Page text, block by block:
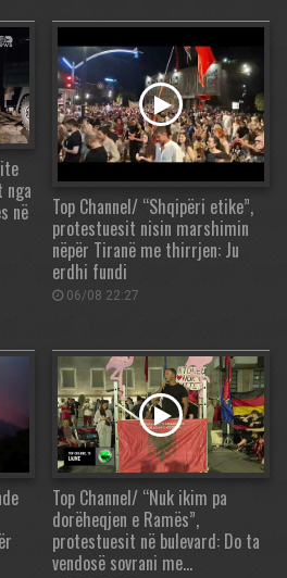
nga
në
Top Channel/ “Shqipëri etike”,
protestuesit nisin marshimin
nëpër Tiranë me thirrjen: Ju
erdhi fundi
06/08 22:27
Top Channel/ “Nuk ikim pa
dorëheqjen e Ramës”,
protestuesit në bulevard: Do ta
vendosë sovrani me…